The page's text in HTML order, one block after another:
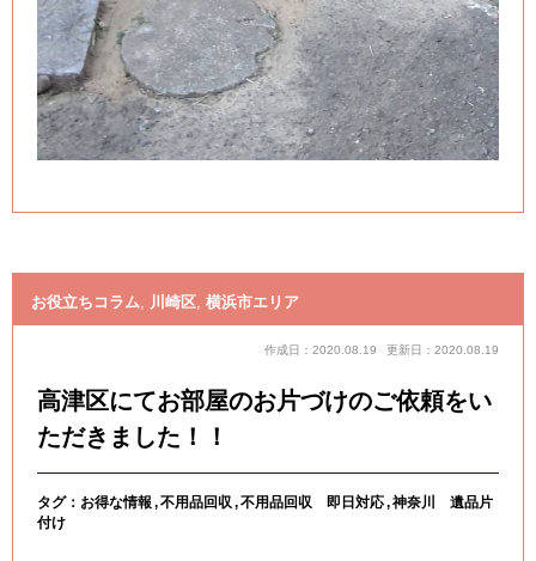
お役立ちコラム, 川崎区, 横浜市エリア
作成日：2020.08.19 更新日：2020.08.19
高津区にてお部屋のお片づけのご依頼をい
ただきました！！
タグ： お得な情報 不用品回収 不用品回収 即日対応 神奈川 遺品片
付け